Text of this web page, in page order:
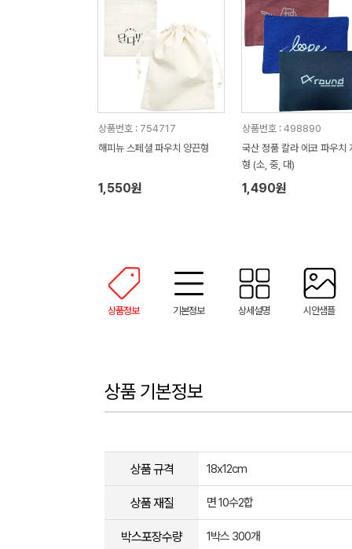
상품번호 : 754717
해피뉴 스페셜 파우치 양끈형
1,550원
상품번호 : 498890
국산 정품 칼라 에코 파우치
형 (소, 중, 대)
1,490원
상품정보 기본정보 상세설명 시안샘플
상품 기본정보
상품 규격 18x12cm
상품 재질 면 10수2합
박스포장수량 1박스 300개